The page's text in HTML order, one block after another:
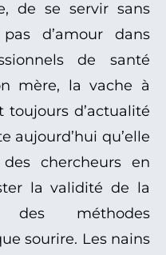
de se servir sans
d’amour dans
de santé
mère, la vache à
toujours d’actualité
aujourd’hui qu’elle
chercheurs en
la validité de la
des méthodes
sourire. Les nains